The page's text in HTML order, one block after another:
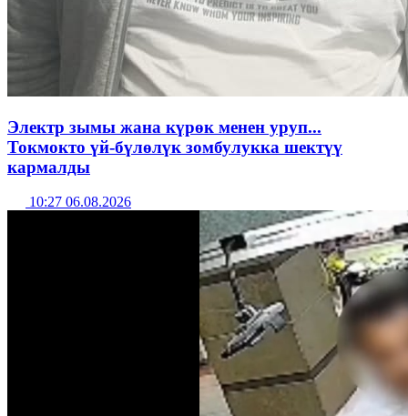
Электр зымы жана күрөк менен уруп...
Токмокто үй-бүлөлүк зомбулукка шектүү
кармалды
10:27 06.08.2026